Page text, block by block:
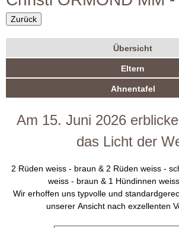
i
O
R
M
m
u
l
a
Zurück
W
u
r
Übersicht
(
a
k
t
v
e
i
t
e
Eltern
Ahnentafel
Am 15. Juni 2026
das Licht der
2 Rüden weiss - braun & 2 Rüden weiss -
weiss - braun & 1 Hündinnen
Wir erhoffen uns typvolle und
unserer Ansicht nach exzellenten